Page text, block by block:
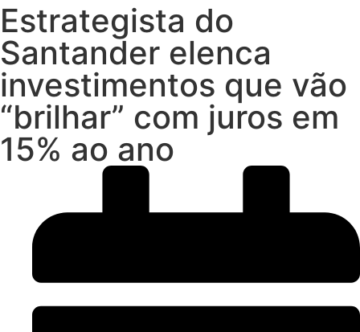
Estrategista do
Santander elenca
investimentos que vão
“brilhar” com juros em
15% ao ano